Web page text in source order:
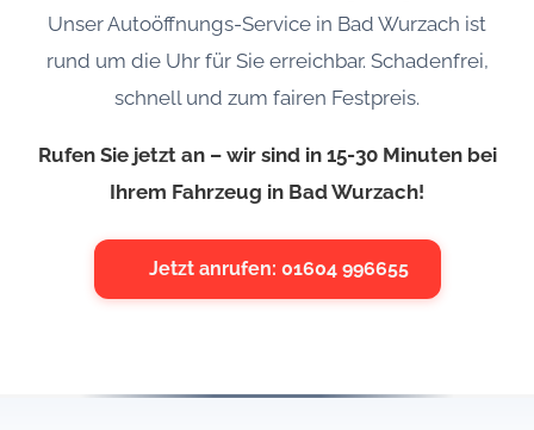
Unser Autoöffnungs-Service in Bad Wurzach ist
rund um die Uhr für Sie erreichbar. Schadenfrei,
schnell und zum fairen Festpreis.
Rufen Sie jetzt an – wir sind in 15-30 Minuten bei
Ihrem Fahrzeug in Bad Wurzach!
Jetzt anrufen: 01604 996655